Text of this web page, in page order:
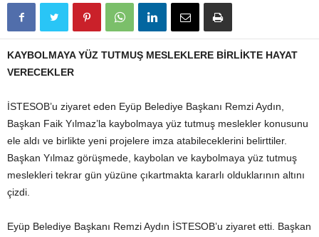
KAYBOLMAYA YÜZ TUTMUŞ MESLEKLERE BİRLİKTE HAYAT
VERECEKLER
İSTESOB’u ziyaret eden Eyüp Belediye Başkanı Remzi Aydın,
Başkan Faik Yılmaz’la kaybolmaya yüz tutmuş meslekler konusunu
ele aldı ve birlikte yeni projelere imza atabileceklerini belirttiler.
Başkan Yılmaz görüşmede, kaybolan ve kaybolmaya yüz tutmuş
meslekleri tekrar gün yüzüne çıkartmakta kararlı olduklarının altını
çizdi.
Eyüp Belediye Başkanı Remzi Aydın İSTESOB’u ziyaret etti. Başkan